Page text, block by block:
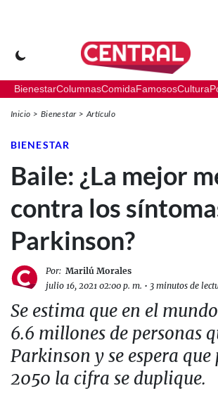
BienestarColumnasComidaFamososCultura
Inicio Bienestar Artículo
BIENESTAR
Baile: ¿La mejor
contra los
Parkinson?
Por: Marilú Morales
julio 16, 2021 02:00 p. m. • 3 minutos de
Se estima que en el
6.6 millones de personas
Parkinson y se espera que
2050 la cifra se duplique.